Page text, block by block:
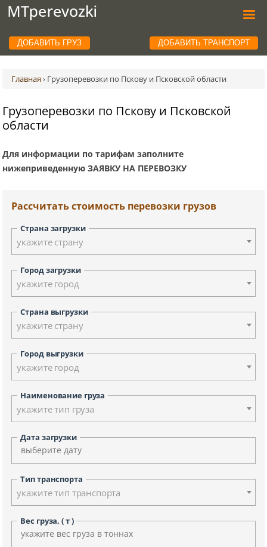
ДОБАВИТЬ ГРУЗ ДОБАВИТЬ ТРАНСПОРТ
Главная › Грузоперевозки по Пскову и Псковской области
Грузоперевозки по Пскову и Псковской
области
Для информации по тарифам заполните
нижеприведенную ЗАЯВКУ НА ПЕРЕВОЗКУ
Рассчитать стоимость перевозки грузов
Страна загрузки
укажите страну
Город загрузки
укажите город
Страна выгрузки
укажите страну
Город выгрузки
укажите город
Наименование груза
укажите тип груза
Дата загрузки
Тип транспорта
укажите тип транспорта
Вес груза, ( т )